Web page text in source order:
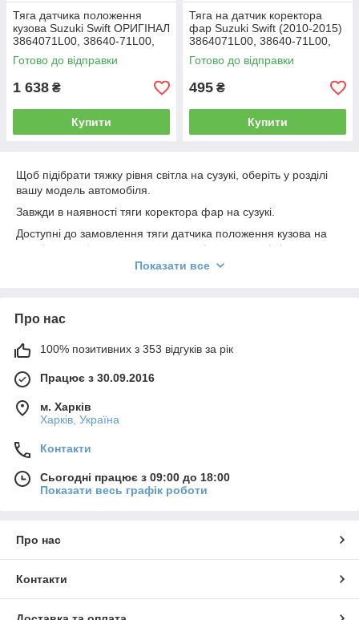
Тяга датчика положення
кузова Suzuki Swift ОРИГІНАЛ
3864071L00, 38640-71L00,
задня тяжка рівня світла фар
AFS
Готово до відправки
1 638 ₴
Купити
Тяга на датчик коректора
фар Suzuki Swift (2010-2015)
3864071L00, 38640-71L00,
тяжка положення рівня
кузова, Цільна
Готово до відправки
495 ₴
Купити
Щоб підібрати тяжку рівня світла на сузукі, оберіть у розділі
вашу модель автомобіля.
Завжди в наявності тяги коректора фар на сузукі.
Доступні до замовлення тяги датчика положення кузова на
сузукі гранд вітара, тяги коректора фар на сузукі вітара, тяги
датчика положення фар на сузукі кізаші
Показати все
Про нас
100% позитивних з 353 відгуків за рік
Працює з 30.09.2016
м. Харків
Харків, Україна
Контакти
Сьогодні працює з 09:00 до 18:00
Показати весь графік роботи
Про нас
Контакти